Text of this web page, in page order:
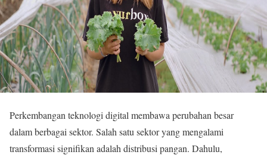
Perkembangan teknologi digital membawa perubahan besar
dalam berbagai sektor. Salah satu sektor yang mengalami
transformasi signifikan adalah distribusi pangan. Dahulu,